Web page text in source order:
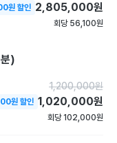
원 할인 2,805,000원
회당 56,100원
)
1,200,000원
원 할인 1,020,000원
회당 102,000원